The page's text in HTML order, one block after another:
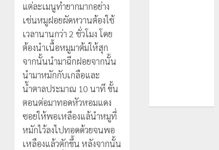
แต่ละเมนูทำยากมากอย่าง
เช่นหมูฝอยผัดหวานต้องใช้
เวลานานกว่า 2 ชั่วโมง โดย
ต้องนำเนื้อหมูมาต้มให้สุก
จากนั้นนำมาฉีกฝอยจากนั้น
นำมาหมักกับเกลือและ
น้ำตาลประมาณ 10 นาที ขั้น
ตอนต่อมาทอดหัวหอมแดง
ซอยให้พอเหลืองแล้นำหมูที่
หมักไว้ลงไปทอดด้วยจนพอ
เหลืองแล้วตักขึ้น หลังจากนั้น